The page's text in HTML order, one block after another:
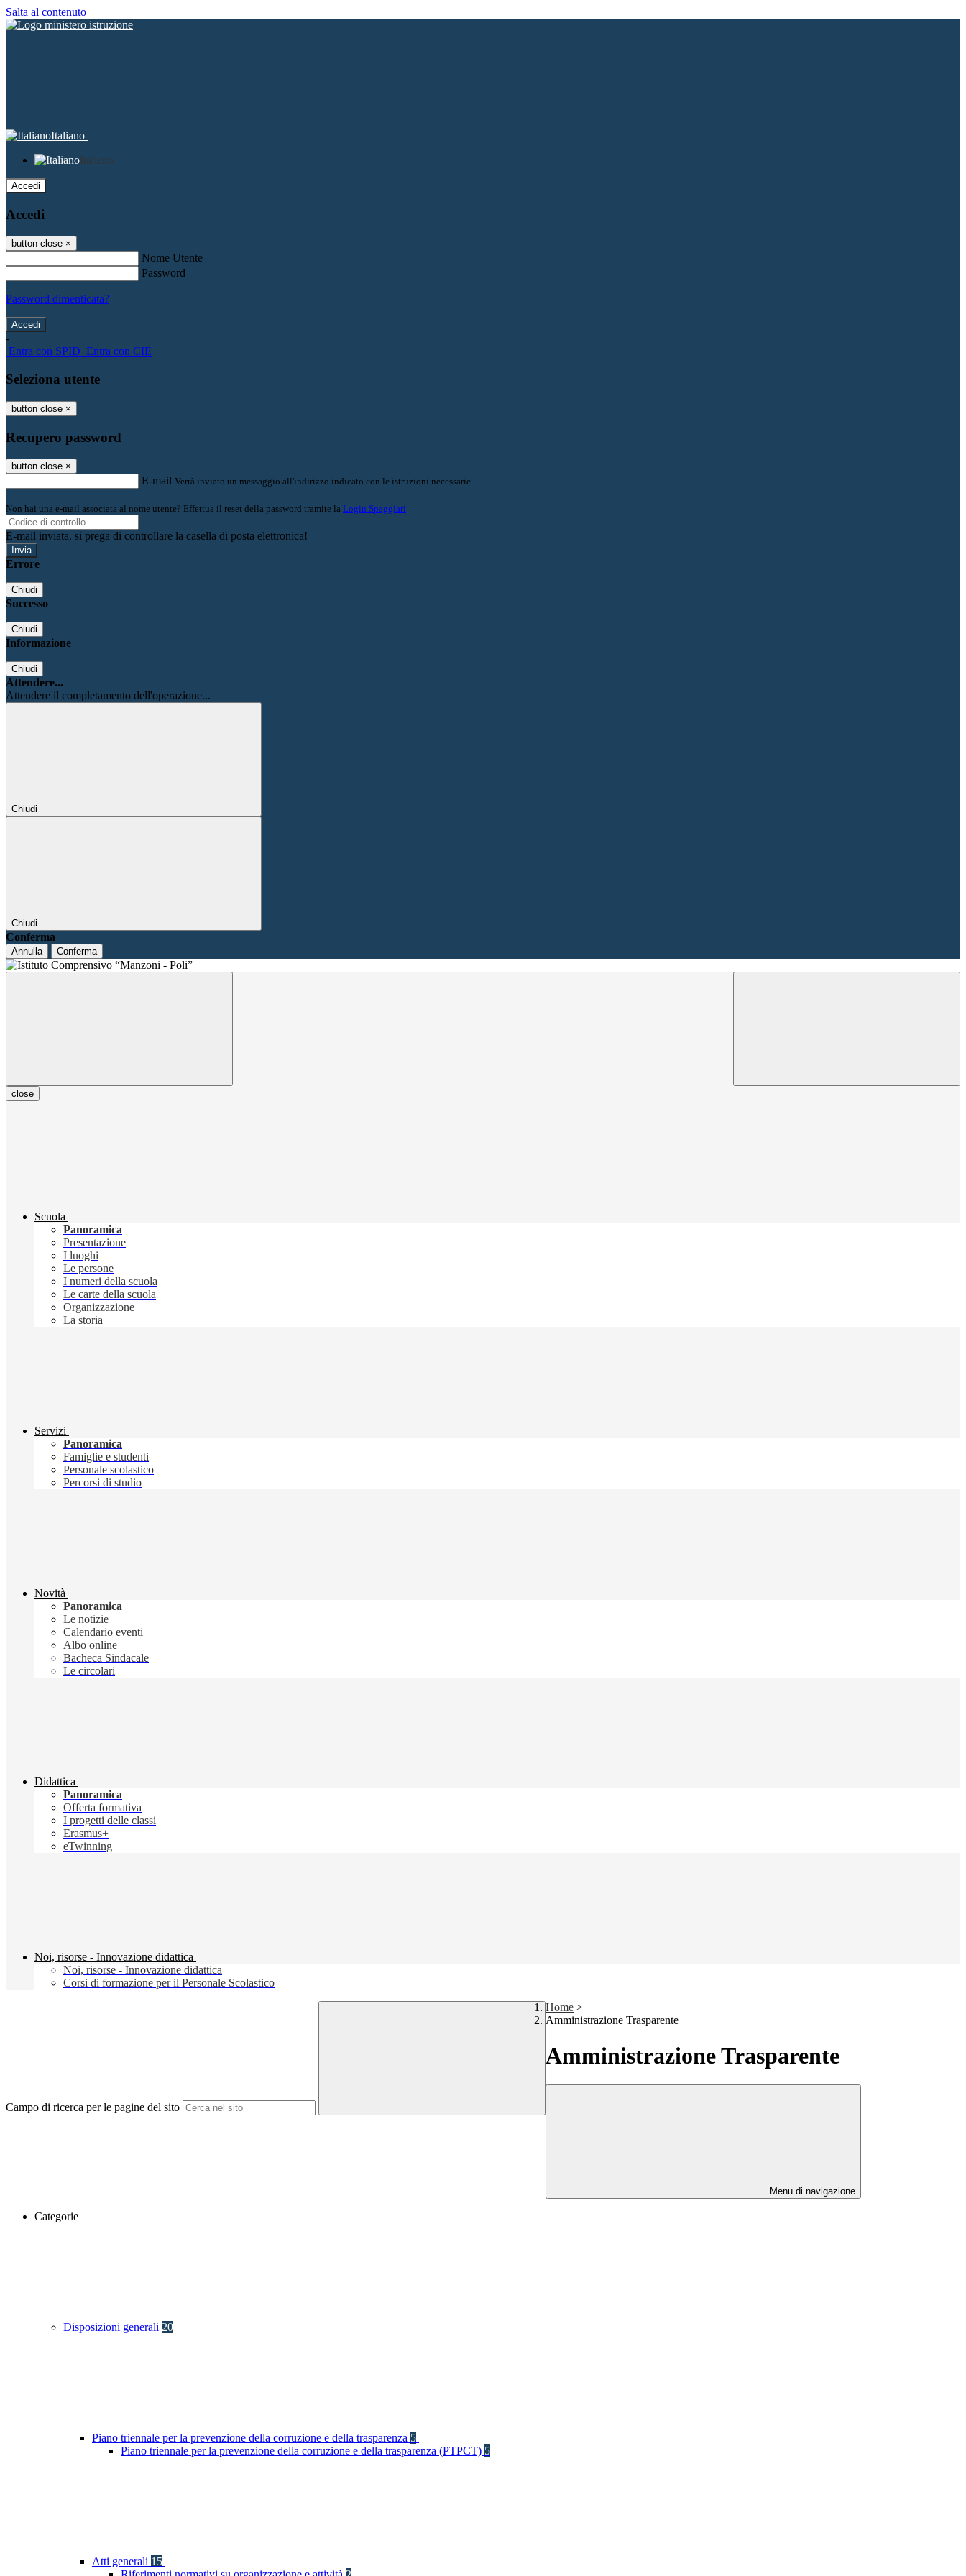
Salta al contenuto
Italiano
Italiano
Accedi
Accedi
button close ×
Nome Utente
Password
Password dimenticata?
-
Entra con SPID Entra con CIE
Seleziona utente
button close ×
Recupero password
button close ×
E-mail Verrà inviato un messaggio all'indirizzo indicato con le istruzioni necessarie.
Non hai una e-mail associata al nome utente? Effettua il reset della password tramite la Login Spaggiari
E-mail inviata, si prega di controllare la casella di posta elettronica!
Errore
Chiudi
Successo
Chiudi
Informazione
Chiudi
Attendere...
Attendere il completamento dell'operazione...
Chiudi
Chiudi
Conferma
Annulla Conferma
close
Scuola
Panoramica
Presentazione
I luoghi
Le persone
I numeri della scuola
Le carte della scuola
Organizzazione
La storia
Servizi
Panoramica
Famiglie e studenti
Personale scolastico
Percorsi di studio
Novità
Panoramica
Le notizie
Calendario eventi
Albo online
Bacheca Sindacale
Le circolari
Didattica
Panoramica
Offerta formativa
I progetti delle classi
Erasmus+
eTwinning
Noi, risorse - Innovazione didattica
Noi, risorse - Innovazione didattica
Corsi di formazione per il Personale Scolastico
Campo di ricerca per le pagine del sito
Home >
Amministrazione Trasparente
Amministrazione Trasparente
Menu di navigazione
Categorie
Disposizioni generali 20
Piano triennale per la prevenzione della corruzione e della trasparenza 5
Piano triennale per la prevenzione della corruzione e della trasparenza (PTPCT) 5
Atti generali 15